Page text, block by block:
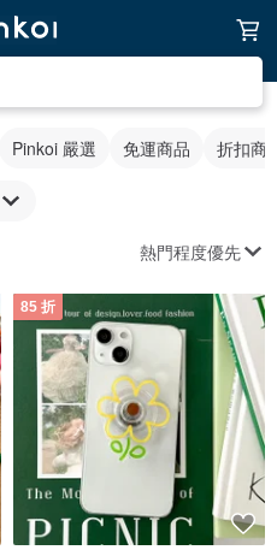
Pinkoi 嚴選 免運商品 折扣商
熱門程度優先
85 折